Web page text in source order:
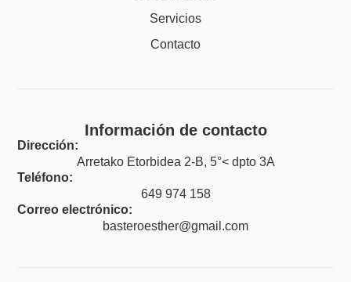
Servicios
Contacto
Información de contacto
Dirección:
Arretako Etorbidea 2-B, 5°< dpto 3A
Teléfono:
649 974 158
Correo electrónico:
basteroesther@gmail.com